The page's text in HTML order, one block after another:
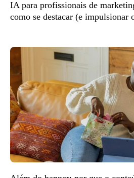
IA para profissionais de
como se destacar (e impulsionar